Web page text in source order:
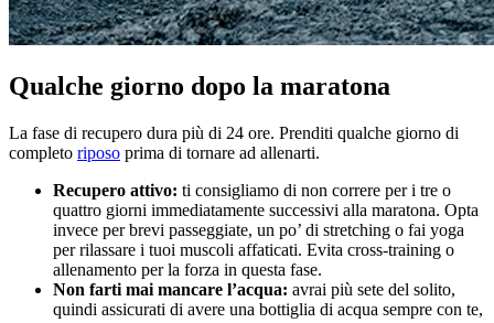
Qualche giorno dopo la maratona
La fase di recupero dura più di 24 ore. Prenditi qualche giorno di
completo riposo prima di tornare ad allenarti.
Recupero attivo: ti consigliamo di non correre per i tre o
quattro giorni immediatamente successivi alla maratona. Opta
invece per brevi passeggiate, un po’ di stretching o fai yoga
per rilassare i tuoi muscoli affaticati. Evita cross-training o
allenamento per la forza in questa fase.
Non farti mai mancare l’acqua: avrai più sete del solito,
quindi assicurati di avere una bottiglia di acqua sempre con te,